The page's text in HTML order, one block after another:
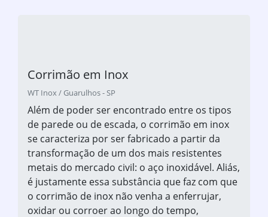
Corrimão em Inox
WT Inox / Guarulhos - SP
Além de poder ser encontrado entre os tipos
de parede ou de escada, o corrimão em inox
se caracteriza por ser fabricado a partir da
transformação de um dos mais resistentes
metais do mercado civil: o aço inoxidável. Aliás,
é justamente essa substância que faz com que
o corrimão de inox não venha a enferrujar,
oxidar ou corroer ao longo do tempo,